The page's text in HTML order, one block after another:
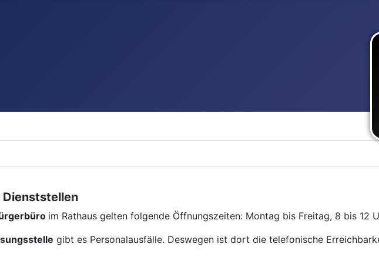
Dienststellen
im Rathaus gelten folgende Öffnungszeiten: Montag bis Freitag, 8 bis 12
gibt es Personalausfälle. Deswegen ist dort die telefonische